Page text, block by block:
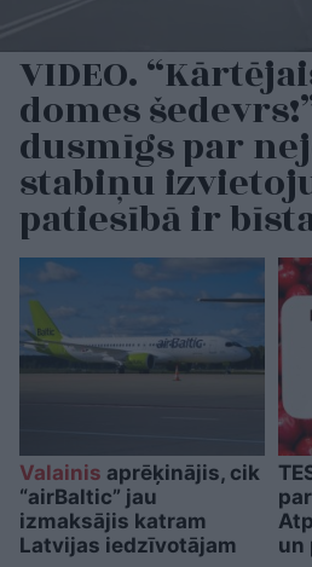
VIDEO.
domes
dusmīgs par
stabiņu
patiesībā ir
Valainis aprēķinājis, cik
“airBaltic” jau
izmaksājis katram
Latvijas iedzīvotājam
un